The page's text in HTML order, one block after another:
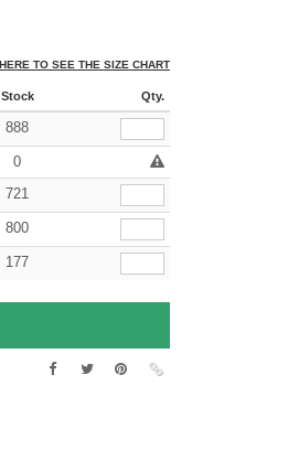
TO SEE THE SIZE CHART
Stock Qty.
888
0
721
800
177